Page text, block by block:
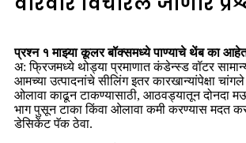
प्रश्न १ माझ्या कूलर बॉक्समध्ये पाण्याचे थेंब का
अ: फ्रिजमध्ये थोड्या प्रमाणात कंडेन्स्ड वॉटर
आमच्या उत्पादनांचे सीलिंग इतर कारखान्यांपेक्षा
ओलावा काढून टाकण्यासाठी, आठवड्यातून दोनदा
भाग पुसून टाका किंवा ओलावा कमी करण्यास मदत
डेसिकेंट पॅक ठेवा.